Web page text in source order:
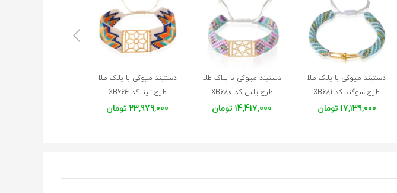
دستبند میوکی با پلاک طلا
طرح سوگند کد XB681
17,139,000 تومان
دستبند میوکی با پلاک طلا
طرح یاس کد XB680
14,417,000 تومان
دستبند میوکی با پلاک طلا
طرح تینا کد XB664
23,979,000 تومان